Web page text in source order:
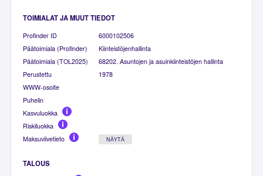
TOIMIALAT JA MUUT TIEDOT
Profinder ID
6000102506
Päätoimiala (Profinder)
Kiinteistöjenhallinta
Päätoimiala (TOL2025)
68202. Asuntojen ja asuinkiinteistöjen hallinta
Perustettu
1978
WWW-osoite
Puhelin
Kasvuluokka
Riskiluokka
Maksuviivetieto
NÄYTÄ
TALOUS